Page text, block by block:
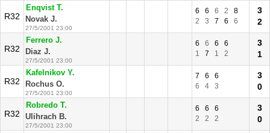
R32
Enqvist T.
Novak J.
27/5/2001 23:00
6 6 6 2
8
2
3 7 6 6
3
2
R32
Ferrero J.
Diaz J.
27/5/2001 23:00
6 6 6
6
1
7 1 2
3
1
R32
Kafelnikov Y.
Rochus O.
27/5/2001 23:00
7 6
6
6
4 3
3
0
R32
Robredo T.
Ulihrach B.
27/5/2001 23:00
6 6
6
2
2 2
3
0